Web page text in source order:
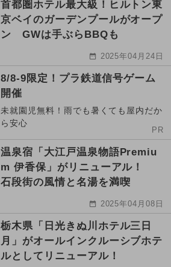
首都圏ホテル最大級！ヒルトン東
京ベイのガーデンプールがオープ
ン GWは手ぶらBBQも
2025年04月24日
8/8-9限定！プラ鉄道信号ゲーム
開催
未就園児無料！雨でも暑くても屋内だか
ら安心
PR
温泉宿「大江戸温泉物語Premiu
m 伊香保」がリニューアル！
石段街の風情と名湯を満喫
2025年04月08日
栃木県「日光きぬ川ホテル三日
月」がオールインクルーシブホテ
ルとしてリニューアル！